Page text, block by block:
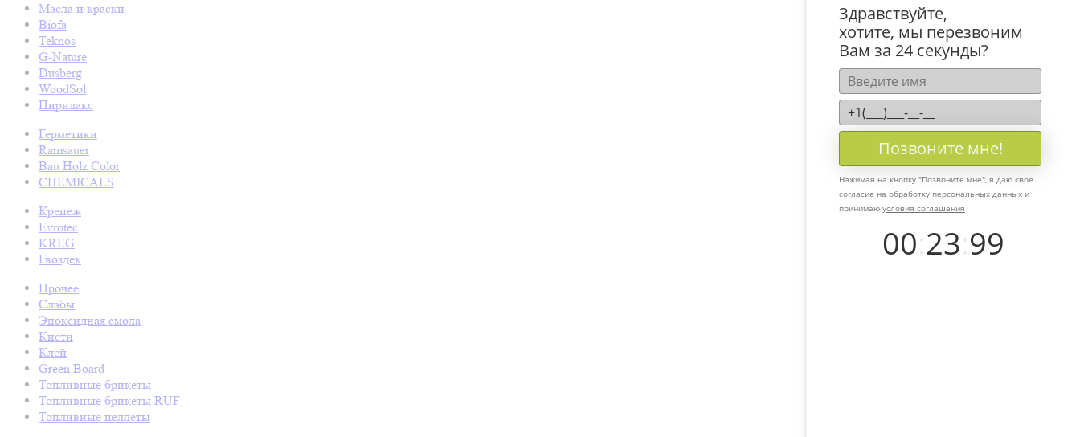
Масла и краски
Biofa
Teknos
G-Nature
Dusberg
WoodSol
Пирилакс
Герметики
Ramsauer
Bau Holz Color
CHEMICALS
Крепеж
Evrotec
KREG
Гвоздек
Прочее
Слэбы
Эпоксидная смола
Кисти
Клей
Green Board
Топливные брикеты
Топливные брикеты RUF
Топливные пеллеты
Здравствуйте,
хотите, мы перезвоним
Вам за 24 секунды?
Позвоните мне!
Нажимая на кнопку "Позвоните мне", я даю свое
согласие на обработку персональных данных и
принимаю условия соглашения
00 23 99